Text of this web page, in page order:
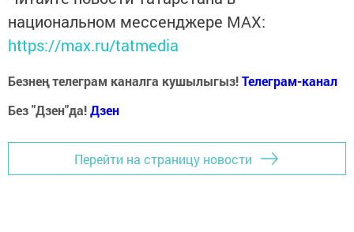
национальном мессенджере MАХ:
https://max.ru/tatmedia
Безнең телеграм каналга кушылыгыз!Телеграм-канал
Без "Дзен"да!Дзен
Перейти на страницу новости